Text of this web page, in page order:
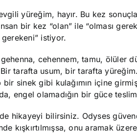
yüreğim, hayır. Bu kez
bir kez “olan” ile “olması
gerekeni” istiyor.
cehennem, tamu, ölüler
tarafta usum, bir tarafta
bir sinek gibi kulağımın içine
engel olamadığın bir güce
hikayeyi bilirsiniz. Odyses
kışkırtılmışsa, onu aramak